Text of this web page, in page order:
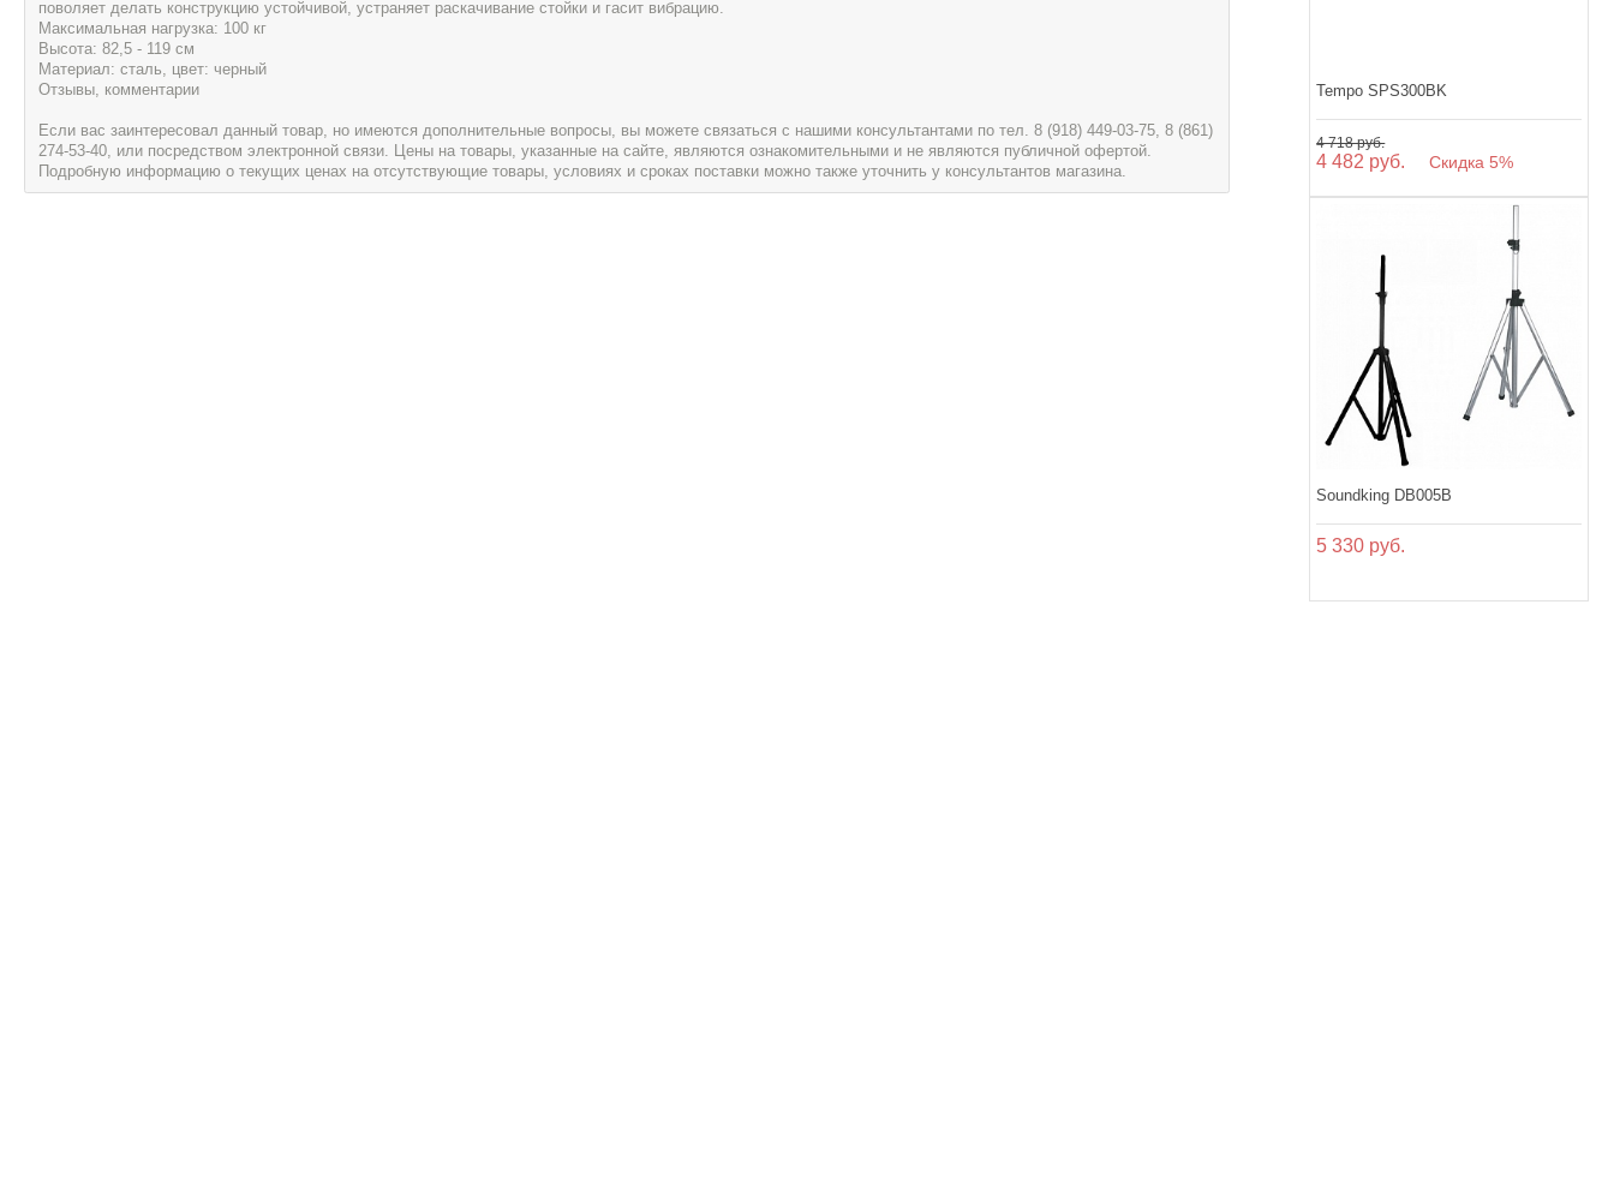
Tempo SPS300BK
4 718 руб.
4 482 руб. Скидка 5%
Soundking DB005B
5 330 руб.
поволяет делать конструкцию устойчивой, устраняет раскачивание стойки и гасит вибрацию.
Максимальная нагрузка: 100 кг
Высота: 82,5 - 119 см
Материал: сталь, цвет: черный
Отзывы, комментарии
Если вас заинтересовал данный товар, но имеются дополнительные вопросы, вы можете связаться с нашими консультантами по тел. 8 (918) 449-03-75, 8 (861)
274-53-40, или посредством электронной связи. Цены на товары, указанные на сайте, являются ознакомительными и не являются публичной офертой.
Подробную информацию о текущих ценах на отсутствующие товары, условиях и сроках поставки можно также уточнить у консультантов магазина.